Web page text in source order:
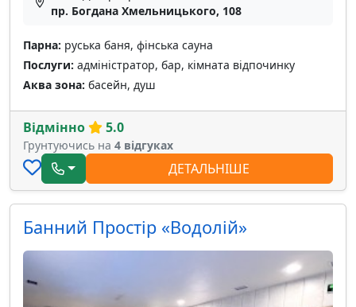
пр. Богдана Хмельницького, 108
Парна: руська баня, фінська сауна
Послуги: адміністратор, бар, кімната відпочинку
Аква зона: басейн, душ
Відмінно 5.0
Грунтуючись на 4 відгуках
ДЕТАЛЬНІШЕ
Банний Простір «Водолій»